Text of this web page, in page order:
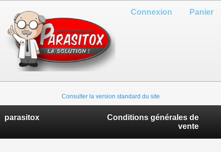
Panier
Connexion
Consulter la version standard du site
parasitox
Conditions générales de
vente